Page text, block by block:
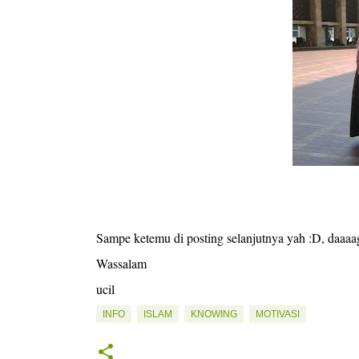
Sampe ketemu di posting selanjutnya yah :D,
Wassalam
ucil
INFO ISLAM KNOWING MOTIVASI